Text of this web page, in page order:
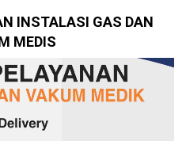
INSTALASI GAS DAN
MEDIS